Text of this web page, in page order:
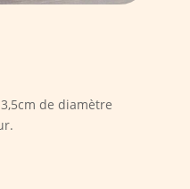
de diamètre